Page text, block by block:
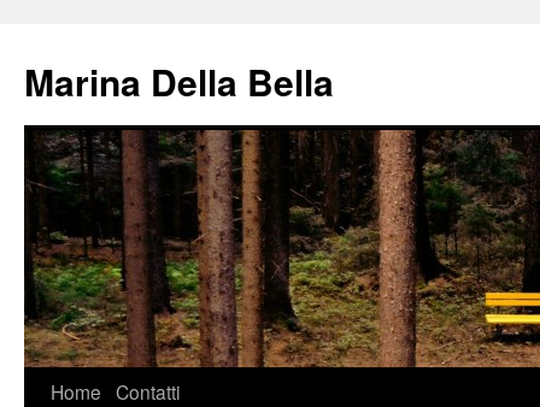
contenuto
Marina Della Bella
Home Contatti